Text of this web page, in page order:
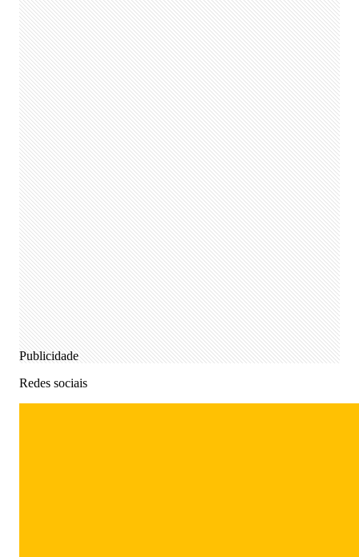
Publicidade
Redes sociais